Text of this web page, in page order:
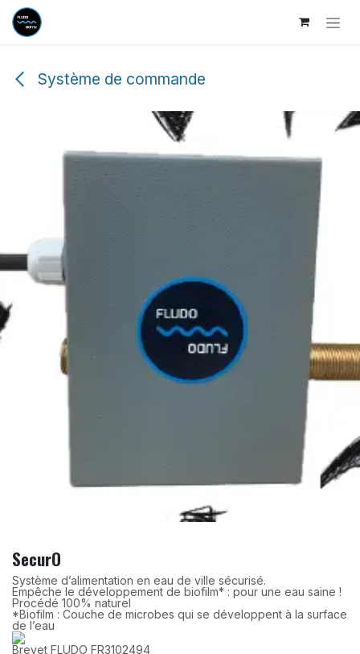
Se rendre au contenu
Système de commande
SecurO
Système d’alimentation en eau de ville sécurisé.
Empêche le développement de biofilm* : pour une eau saine !
Procédé 100% naturel
*Biofilm : Couche de microbes qui se développent à la surface
de l’eau
Brevet FLUDO FR3102494